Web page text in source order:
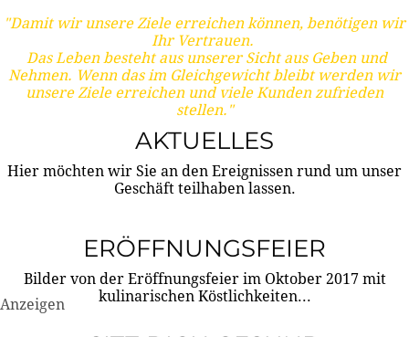
"Damit wir unsere Ziele erreichen können, benötigen wir
Ihr Vertrauen.
Das Leben besteht aus unserer Sicht aus Geben und
Nehmen. Wenn das im Gleichgewicht bleibt werden wir
unsere Ziele erreichen und viele Kunden zufrieden
stellen."
AKTUELLES
Hier möchten wir Sie an den Ereignissen rund um unser
Geschäft teilhaben lassen.
ERÖFFNUNGSFEIER
Bilder von der Eröffnungsfeier im Oktober 2017 mit
kulinarischen Köstlichkeiten...
Anzeigen